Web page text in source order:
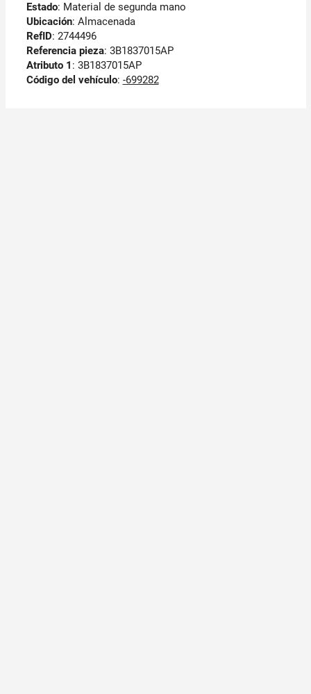
Estado: Material de segunda mano
Ubicación: Almacenada
RefID: 2744496
Referencia pieza: 3B1837015AP
Atributo 1 : 3B1837015AP
Código del vehículo: -699282